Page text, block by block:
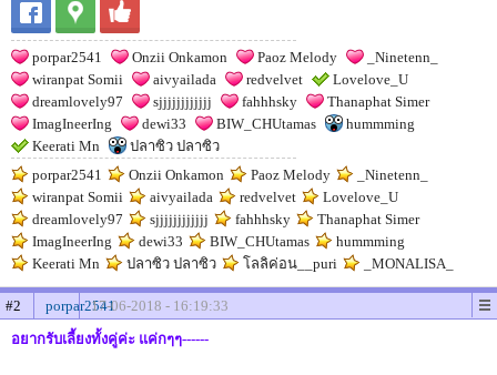
porpar2541 Onzii Onkamon Paoz Melody
_Ninetenn_
wiranpat Somii
aivyailada redvelvet
Lovelove_U
dreamlovely97
sjjjjjjjjjjjj fahhhsky
Thanaphat Simer
ImagIneerIng
dewi33 BIW_CHUtamas
hummming
Keerati Mn
ปลาซิว ปลาซิว
porpar2541
Onzii Onkamon Paoz Melody
_Ninetenn_
wiranpat Somii
aivyailada redvelvet
Lovelove_U
dreamlovely97
sjjjjjjjjjjjj fahhhsky
Thanaphat Simer
ImagIneerIng
dewi33 BIW_CHUtamas
hummming
Keerati Mn
ปลาซิว ปลาซิว โลลิค่อน__puri _MONALISA_
#2 porpar254117-06-2018 - 16:19:33
อยากรับเลี้ยงทั้งคู่ค่ะ แค่กๆๆ------